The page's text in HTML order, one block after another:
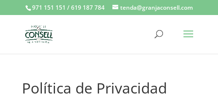
971 151 151 / 619 187 784 tenda@granjaconsell.com
Política de Privacidad